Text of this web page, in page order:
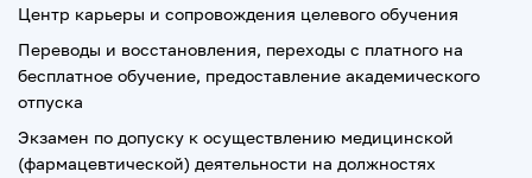
Центр карьеры и сопровождения целевого обучения
Переводы и восстановления, переходы с платного на
бесплатное обучение, предоставление академического
отпуска
Экзамен по допуску к осуществлению медицинской
(фармацевтической) деятельности на должностях